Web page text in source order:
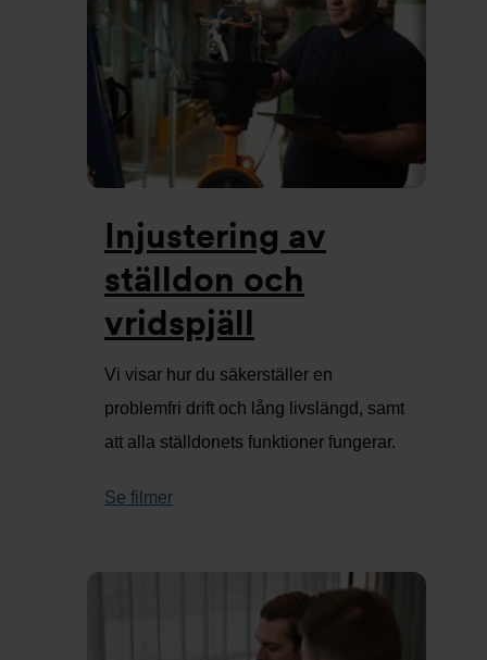
Injustering av
ställdon och
vridspjäll
Vi visar hur du säkerställer en
problemfri drift och lång livslängd, samt
att alla ställdonets funktioner fungerar.
Se filmer